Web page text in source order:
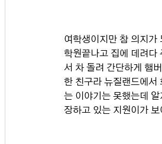
여학생이지만 참 의지가
학원끝나고 집에 데려다
서 차 돌려 간단하게 햄
한 친구라 뉴질랜드에서
는 이야기는 못했는데
장하고 있는 지원이가